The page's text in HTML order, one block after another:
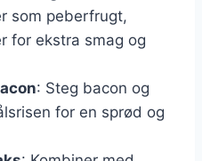
som peberfrugt,
for ekstra smag og
: Steg bacon og
for en sprød og